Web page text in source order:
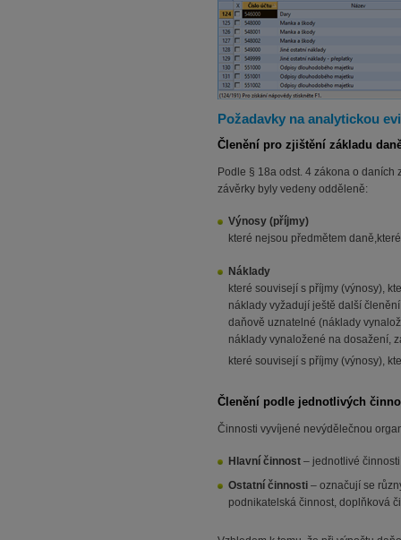
Požadavky na analytickou
Členění pro zjištění základu
Podle § 18a odst. 4 zákona o
závěrky byly vedeny odděleně:
Výnosy (příjmy)
které nejsou předmětem
Náklady
které souvisejí s příjmy (výnosy),
náklady vyžadují ještě další
daňově uznatelné (náklady
náklady vynaložené na dosažení,
které souvisejí s příjmy (výnosy),
Členění podle jednotlivých
Činnosti vyvíjené nevýdělečnou
Hlavní činnost – jednotlivé
Ostatní činnosti – označují se
podnikatelská činnost, doplňková